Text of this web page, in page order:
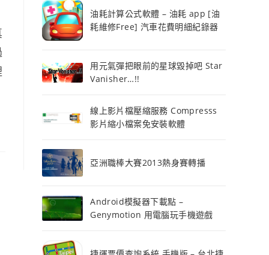
油耗計算公式軟體 – 油耗 app [油
耗維修Free] 汽車花費明細紀錄器
用元氣彈把眼前的星球毀掉吧 Star
Vanisher…!!
線上影片檔壓縮服務 Compresss
影片縮小檔案免安裝軟體
亞洲職棒大賽2013熱身賽轉播
Android模擬器下載點 –
Genymotion 用電腦玩手機遊戲